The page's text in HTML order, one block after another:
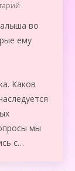
во
ему
Каков
мы
с…